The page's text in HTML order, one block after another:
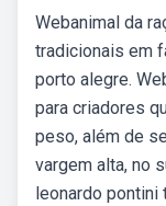
Webanimal da
tradicionais em
porto alegre.
para criadores
peso, além de
vargem alta, no
leonardo pontini